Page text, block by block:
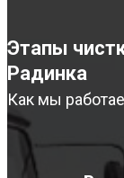
Этапы
Радинка
Как мы